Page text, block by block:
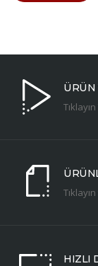
ÜRÜN
HIZLI